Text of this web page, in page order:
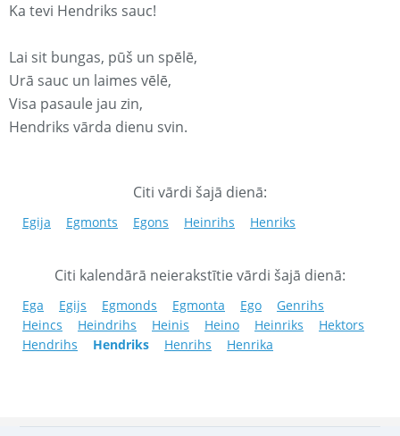
Ka tevi Hendriks sauc!
Lai sit bungas, pūš un spēlē,
Urā sauc un laimes vēlē,
Visa pasaule jau zin,
Hendriks vārda dienu svin.
Citi vārdi šajā dienā:
Egija Egmonts Egons Heinrihs Henriks
Citi kalendārā neierakstītie vārdi šajā dienā:
Ega Egijs Egmonds Egmonta Ego
Genrihs
Heincs
Heindrihs Heinis Heino Heinriks
Hektors
Hendrihs
Hendriks Henrihs Henrika